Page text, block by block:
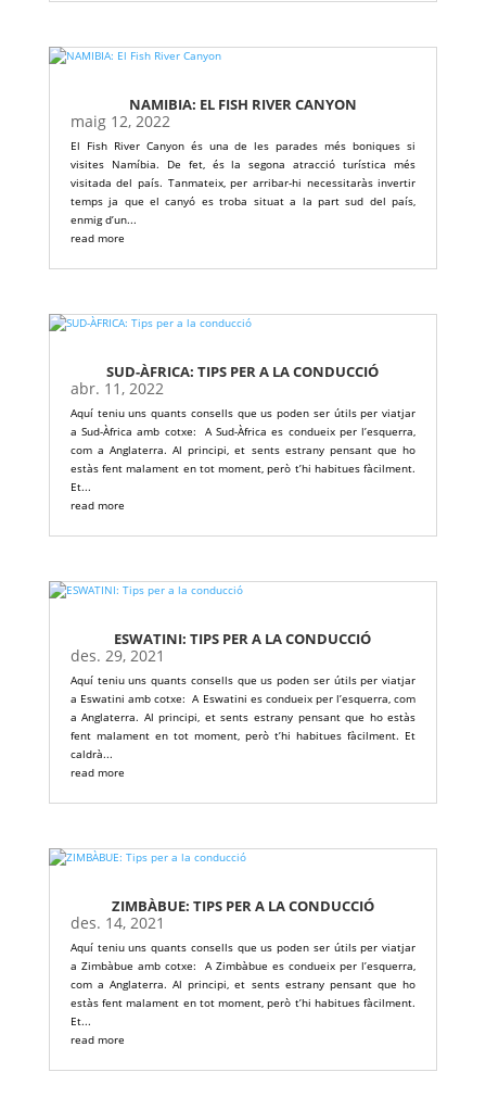
NAMIBIA: EL FISH RIVER CANYON
maig 12, 2022
El Fish River Canyon és una de les parades més boniques si
visites Namíbia. De fet, és la segona atracció turística més
visitada del país. Tanmateix, per arribar-hi necessitaràs invertir
temps ja que el canyó es troba situat a la part sud del país,
enmig d’un...
read more
SUD-ÀFRICA: TIPS PER A LA CONDUCCIÓ
abr. 11, 2022
Aquí teniu uns quants consells que us poden ser útils per viatjar
a Sud-Àfrica amb cotxe: A Sud-Àfrica es condueix per l’esquerra,
com a Anglaterra. Al principi, et sents estrany pensant que ho
estàs fent malament en tot moment, però t’hi habitues fàcilment.
Et...
read more
ESWATINI: TIPS PER A LA CONDUCCIÓ
des. 29, 2021
Aquí teniu uns quants consells que us poden ser útils per viatjar
a Eswatini amb cotxe: A Eswatini es condueix per l’esquerra, com
a Anglaterra. Al principi, et sents estrany pensant que ho estàs
fent malament en tot moment, però t’hi habitues fàcilment. Et
caldrà...
read more
ZIMBÀBUE: TIPS PER A LA CONDUCCIÓ
des. 14, 2021
Aquí teniu uns quants consells que us poden ser útils per viatjar
a Zimbàbue amb cotxe: A Zimbàbue es condueix per l’esquerra,
com a Anglaterra. Al principi, et sents estrany pensant que ho
estàs fent malament en tot moment, però t’hi habitues fàcilment.
Et...
read more